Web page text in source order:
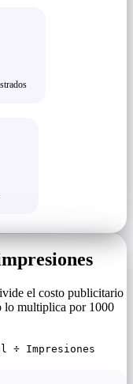
el costo publicitario
lo multiplica por 1000
÷ Impresiones